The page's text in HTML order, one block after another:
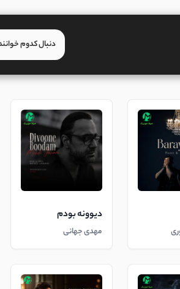
دیوونه بودم
مهدی جهانی